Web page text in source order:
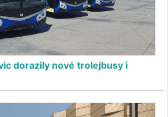
dorazily nové trolejbusy i